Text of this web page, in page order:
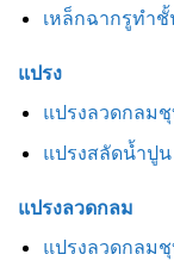
เหล็กฉากรูทำชั้
แปรง
แปรงลวดกลม
แปรงสลัดน้ำปูน
แปรงลวดกลม
แปรงลวดกลม